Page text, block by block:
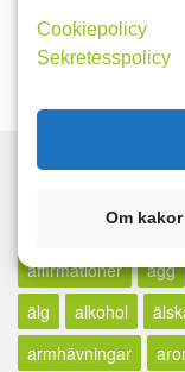
Logga in för att skriva
Taggar
3-
affirmationer
ägg
älg
alkohol
armhävningar
Cookiepolicy
Sekretesspolicy
Om kakor